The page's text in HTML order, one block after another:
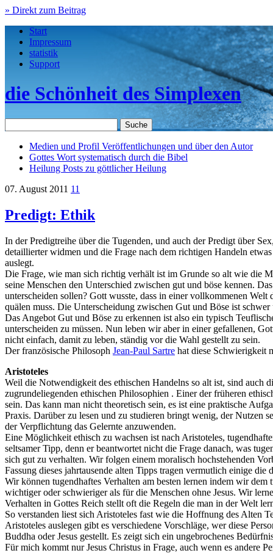
» Direkt zum Beitrag
Start
Impressum
statistik
Support
die Schönheit des Simplexen
Medien und Profil Veröffentlichungen und über den Autor
Gottes Wort systematisch durch die Bibel
Heilung Posts zu göttlicher Heilung
07. August 2011 11
Predigt: Ethik
In der Predigtreihe über die Tugenden, und auch der Predigt über
detaillierter widmen und die Frage nach dem richtigen Handeln
auslegt.
Die Frage, wie man sich richtig verhält ist im Grunde so alt wie die
seine Menschen den Unterschied zwischen gut und böse kennen.
unterscheiden sollen? Gott wusste, dass in einer vollkommenen
quälen muss. Die Unterscheidung zwischen Gut und Böse ist
Das Angebot Gut und Böse zu erkennen ist also ein typisch
unterscheiden zu müssen. Nun leben wir aber in einer gefallenen,
nicht einfach, damit zu leben, ständig vor die Wahl gestellt zu sein.
Der französische Philosoph Jean-Paul Sartre hat diese Schwierigkeit
Aristoteles
Weil die Notwendigkeit des ethischen Handelns so alt ist, sind auch
zugrundeliegenden ethischen Philosophien . Einer der früheren
sein. Das kann man nicht theoretisch sein, es ist eine praktische
Praxis. Darüber zu lesen und zu studieren bringt wenig, der Nutzen
der Verpflichtung das Gelernte anzuwenden.
Eine Möglichkeit ethisch zu wachsen ist nach Aristoteles,
seltsamer Tipp, denn er beantwortet nicht die Frage danach, was
sich gut zu verhalten. Wir folgen einem moralisch hochstehenden
Fassung dieses jahrtausende alten Tipps tragen vermutlich einige
Wir können tugendhaftes Verhalten am besten lernen indem wir
wichtiger oder schwieriger als für die Menschen ohne Jesus. Wir
Verhalten in Gottes Reich stellt oft die Regeln die man in der Welt
So verstanden liest sich Aristoteles fast wie die Hoffnung des Alten
Aristoteles auslegen gibt es verschiedene Vorschläge, wer diese
Buddha oder Jesus gestellt. Es zeigt sich ein ungebrochenes
Für mich kommt nur Jesus Christus in Frage, auch wenn es andere